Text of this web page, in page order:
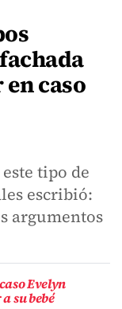
caso
tipo de
escribió:
argumentos
Evelyn
su bebé